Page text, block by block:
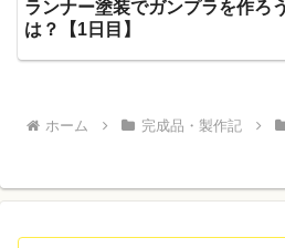
ランナー塗装でガンプラを作
は？【1日目】
ホーム 完成品・製作記